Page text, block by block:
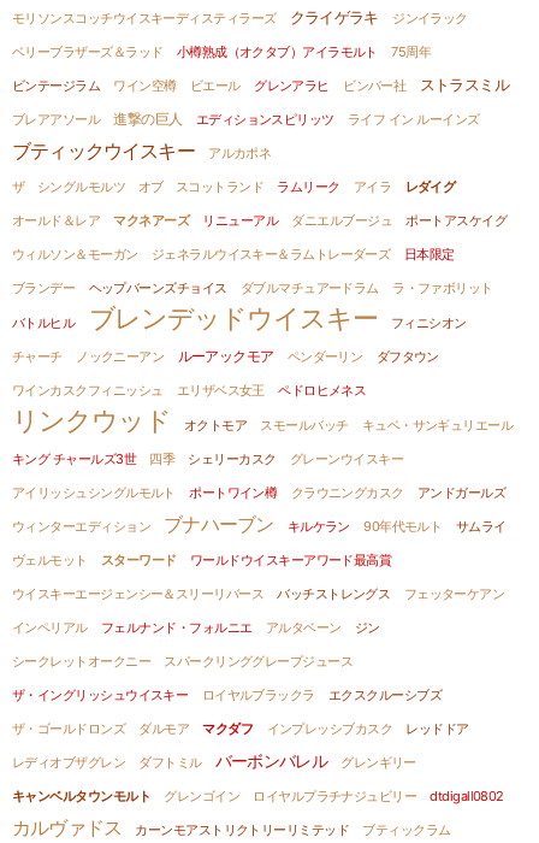
モリソンスコッチウイスキーディスティラーズ
クライゲラキ
ジンイラック
ベリーブラザーズ＆ラッド
小樽熟成（オクタブ）アイラモルト
75周年
ビンテージラム
ワイン空樽 ビエール グレンアラヒ ビンバー社 ストラスミル
ブレアアソール 進撃の巨人 エディションスピリッツ ライフ イン ルーインズ
ブティックウイスキー
アルカポネ
ザ シングルモルツ オブ スコットランド
ラムリーク アイラ
レダイグ
オールド＆レア
マクネアーズ リニューアル ダニエルブージュ
ポートアスケイグ
ウィルソン＆モーガン
ジェネラルウイスキー＆ラムトレーダーズ
日本限定
ブランデー
ヘップバーンズチョイス ダブルマチュアードラム ラ・ファボリット
バトルヒル ブレンデッドウイスキー
フィニシオン
チャーチ
ノックニーアン ルーアックモア ペンダーリン
ダフタウン
ワインカスクフィニッシュ
エリザベス女王 ペドロヒメネス
リンクウッド オクトモア スモールバッチ
キュベ・サンギュリエール
キング チャールズ3世
四季 シェリーカスク
グレーンウイスキー
アイリッシュシングルモルト
ポートワイン樽 クラウニングカスク
アンドガールズ
ウィンターエディション
ブナハーブン キルケラン 90年代モルト
サムライ
ヴェルモット
スターワード
ワールドウイスキーアワード最高賞
ウイスキーエージェンシー＆スリーリバース
バッチストレングス
フェッターケアン
インペリアル
フェルナンド・フォルニエ アルタベーン
ジン
シークレットオークニー
スパークリンググレープジュース
ザ・イングリッシュウイスキー
ロイヤルブラックラ
エクスクルーシブズ
ザ・ゴールドロンズ
ダルモア マクダフ インプレッシブカスク
レッドドア
レディオブザグレン
ダフトミル バーボンバレル
グレンギリー
キャンベルタウンモルト
グレンゴイン ロイヤルプラチナジュビリー dtdigall0802
カルヴァドス カーンモアストリクトリーリミテッド
ブティックラム